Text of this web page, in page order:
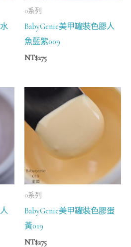
0系列
BabyGenie美甲罐裝色膠人
魚藍紫009
NT$275
0系列
BabyGenie美甲罐裝色膠蛋
黃019
NT$275